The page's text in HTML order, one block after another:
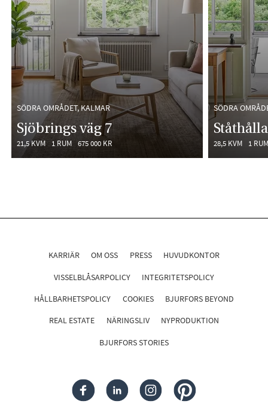
SÖDRA OMRÅDET, KALMAR
Sjöbrings väg 7
21,5 KVM 1 RUM 675 000 KR
SÖDRA
28,5 KVM 1 RUM
KARRIÄR OM OSS PRESS HUVUDKONTOR
VISSELBLÅSARPOLICY INTEGRITETSPOLICY
HÅLLBARHETSPOLICY COOKIES BJURFORS BEYOND
REAL ESTATE NÄRINGSLIV NYPRODUKTION
BJURFORS STORIES